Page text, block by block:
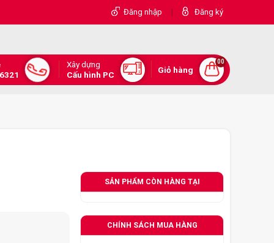
Đăng nhập | Đăng ký
Xây dựng
Cấu hình PC
Giỏ hàng
00
SẢN PHẨM CÒN HÀNG TẠI
CHÍNH SÁCH MUA HÀNG